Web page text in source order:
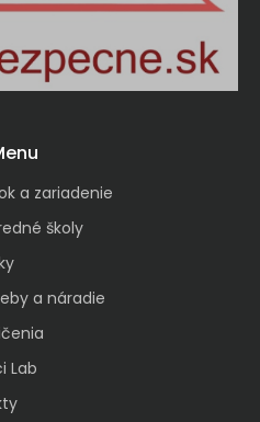
a zariadenie
školy
a náradie
Lab